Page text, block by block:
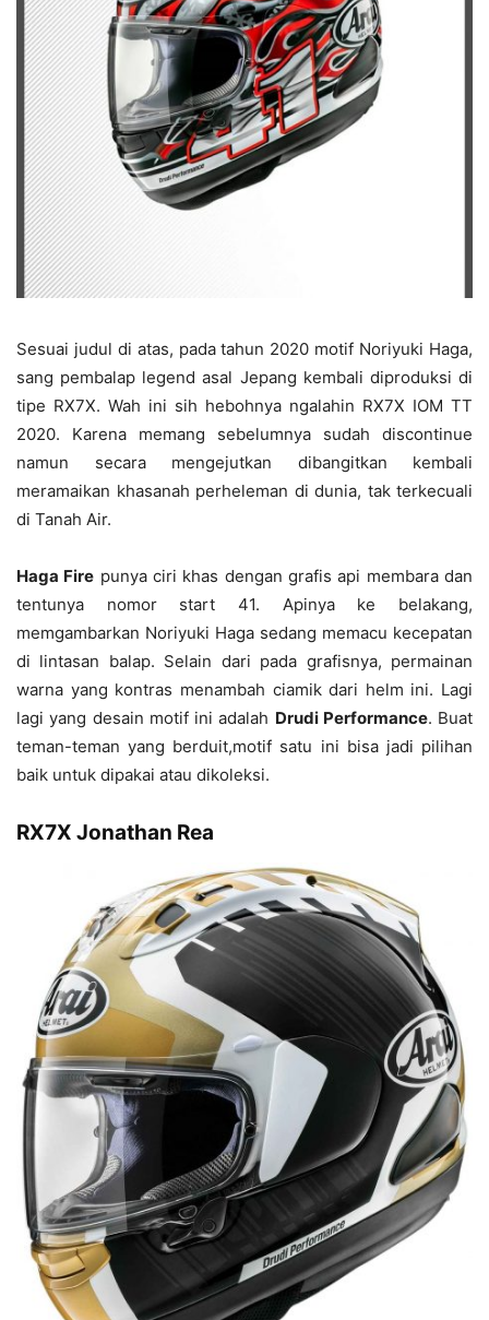
Sesuai judul di atas, pada tahun 2020 motif Noriyuki Haga,
sang pembalap legend asal Jepang kembali diproduksi di
tipe RX7X. Wah ini sih hebohnya ngalahin RX7X IOM TT
2020. Karena memang sebelumnya sudah discontinue
namun secara mengejutkan dibangitkan kembali
meramaikan khasanah perheleman di dunia, tak terkecuali
di Tanah Air.
Haga Fire punya ciri khas dengan grafis api membara dan
tentunya nomor start 41. Apinya ke belakang,
memgambarkan Noriyuki Haga sedang memacu kecepatan
di lintasan balap. Selain dari pada grafisnya, permainan
warna yang kontras menambah ciamik dari helm ini. Lagi
lagi yang desain motif ini adalah Drudi Performance. Buat
teman-teman yang berduit,motif satu ini bisa jadi pilihan
baik untuk dipakai atau dikoleksi.
RX7X Jonathan Rea